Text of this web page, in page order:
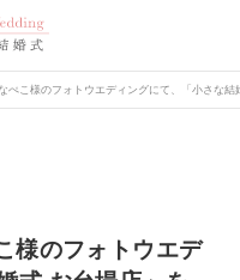
ぺこ様のフォトウエディングにて、「小さな
様のフォトウエデ